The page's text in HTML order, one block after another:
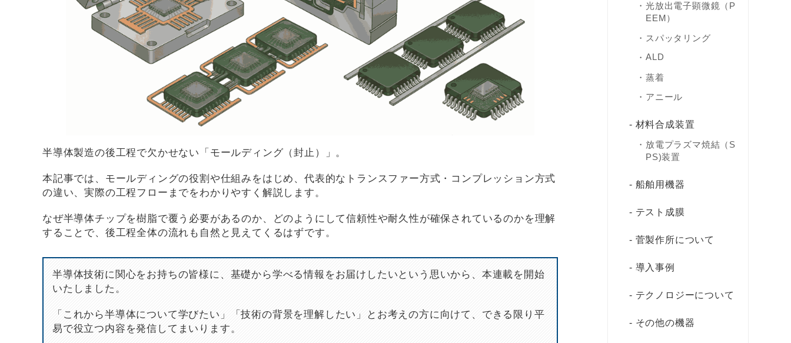
半導体製造の後工程で欠かせない「モールディング（封止）」。
本記事では、モールディングの役割や仕組みをはじめ、代表的なトランスファー方式・コンプレッション方式
の違い、実際の工程フローまでをわかりやすく解説します。
なぜ半導体チップを樹脂で覆う必要があるのか、どのようにして信頼性や耐久性が確保されているのかを理解
することで、後工程全体の流れも自然と見えてくるはずです。
半導体技術に関心をお持ちの皆様に、基礎から学べる情報をお届けしたいという思いから、本連載を開始
いたしました。
「これから半導体について学びたい」「技術の背景を理解したい」とお考えの方に向けて、できる限り平
易で役立つ内容を発信してまいります。
光放出電子顕微鏡（P
EEM）
スパッタリング
ALD
蒸着
アニール
材料合成装置
放電プラズマ焼結（S
PS)装置
船舶用機器
テスト成膜
菅製作所について
導入事例
テクノロジーについて
その他の機器